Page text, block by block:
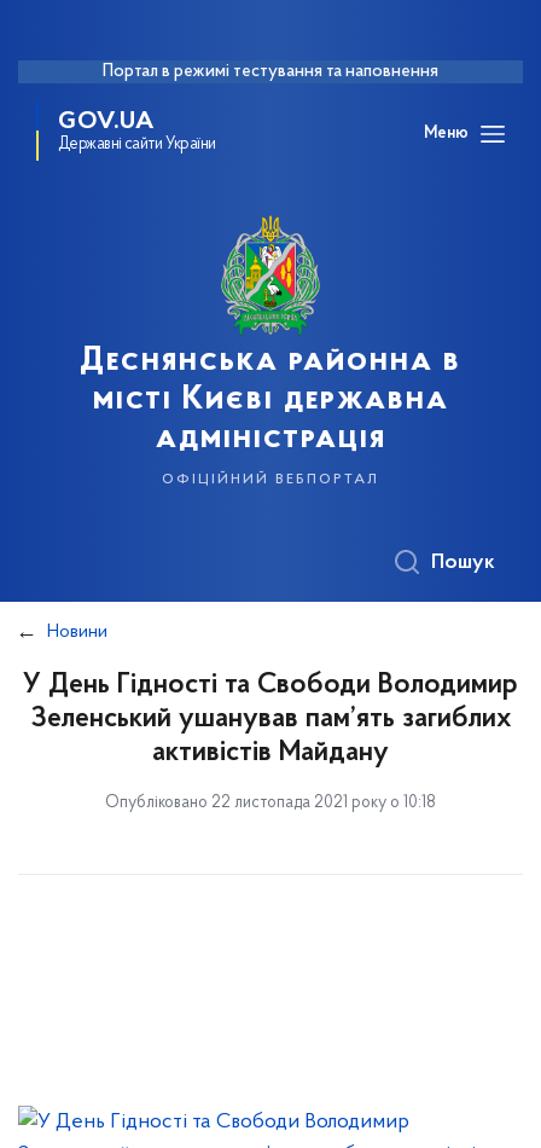
Портал в режимі тестування та наповнення
GOV.UA
Державні сайти України
Меню
Деснянська районна в
місті Києві державна
адміністрація
офіційний вебпортал
Пошук
Новини
У День Гідності та Свободи Володимир
Зеленський ушанував пам’ять загиблих
активістів Майдану
Опубліковано 22 листопада 2021 року о 10:18